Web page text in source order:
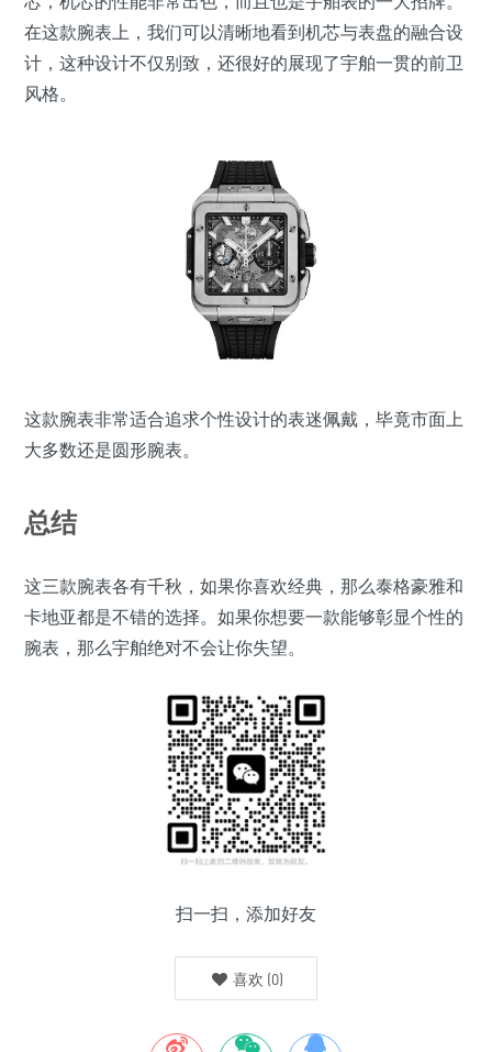
在这款腕表上，我们可以清晰地看到机芯与表盘的融合设
计，这种设计不仅别致，还很好的展现了宇舶一贯的前卫
风格。
这款腕表非常适合追求个性设计的表迷佩戴，毕竟市面上
大多数还是圆形腕表。
总结
这三款腕表各有千秋，如果你喜欢经典，那么泰格豪雅和
卡地亚都是不错的选择。如果你想要一款能够彰显个性的
腕表，那么宇舶绝对不会让你失望。
扫一扫，添加好友
喜欢 (0)